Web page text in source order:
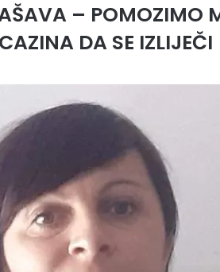
– POMOZIMO
DA SE IZLIJEČI